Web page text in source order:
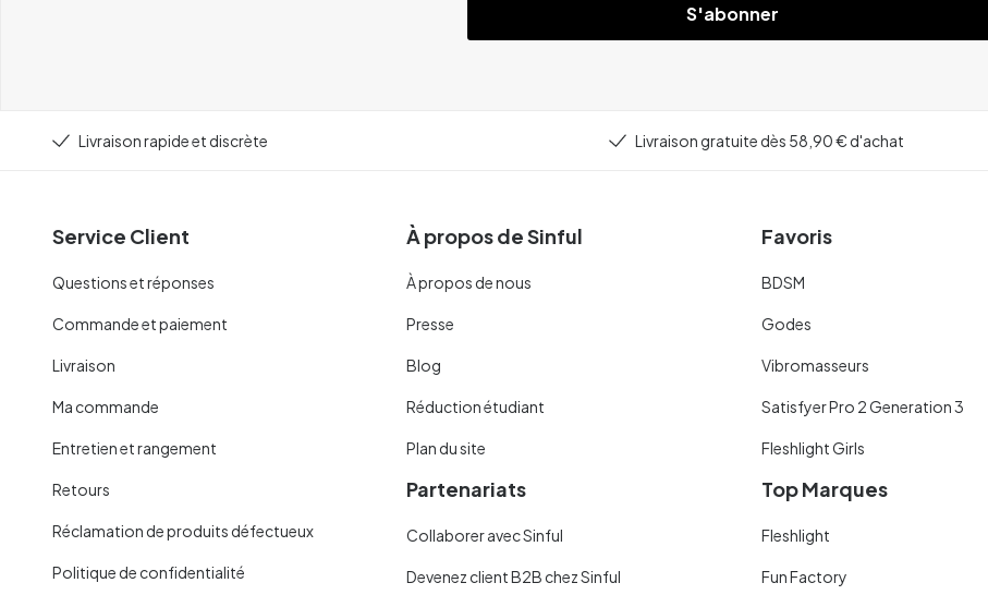
S'abonner
Livraison rapide et discrète Livraison gratuite dès 58,90 € d'achat
Service Client
Questions et réponses
Commande et paiement
Livraison
Ma commande
Entretien et rangement
Retours
Réclamation de produits défectueux
Politique de confidentialité
À propos de Sinful
À propos de nous
Presse
Blog
Réduction étudiant
Plan du site
Partenariats
Collaborer avec Sinful
Devenez client B2B chez Sinful
Favoris
BDSM
Godes
Vibromasseurs
Satisfyer Pro 2 Generation 3
Fleshlight Girls
Top Marques
Fleshlight
Fun Factory